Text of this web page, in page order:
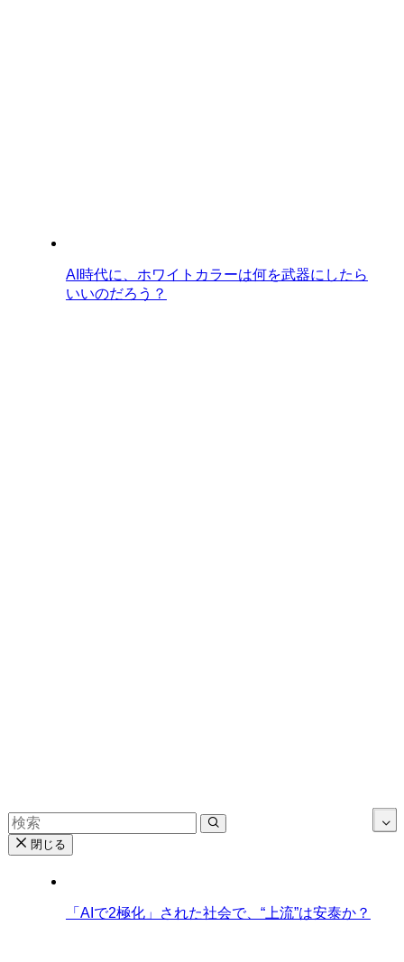
AI時代に、ホワイトカラーは何を武器にしたら
いいのだろう？
「AIで2極化」された社会で、“上流”は安泰か？
閉じる